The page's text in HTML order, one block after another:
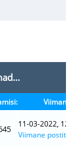
11-03-2022,
Viimane